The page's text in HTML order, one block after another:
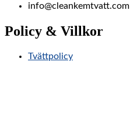
info@cleankemtvatt.com
Policy & Villkor
Tvättpolicy